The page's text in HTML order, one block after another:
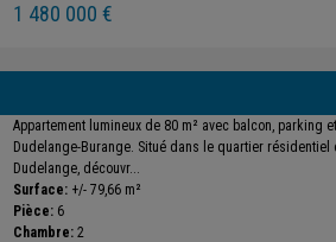
1 480 000 €
Appartement lumineux de 80 m² avec balcon, parking
Dudelange-Burange. Situé dans le quartier résidentiel
Dudelange, découvr...
Surface: +/- 79,66 m²
Pièce: 6
Chambre: 2